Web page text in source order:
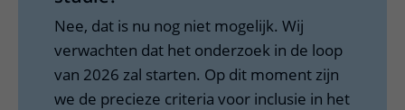
Nee, dat is nu nog niet mogelijk. Wij
verwachten dat het onderzoek in de loop
van 2026 zal starten. Op dit moment zijn
we de precieze criteria voor inclusie in het